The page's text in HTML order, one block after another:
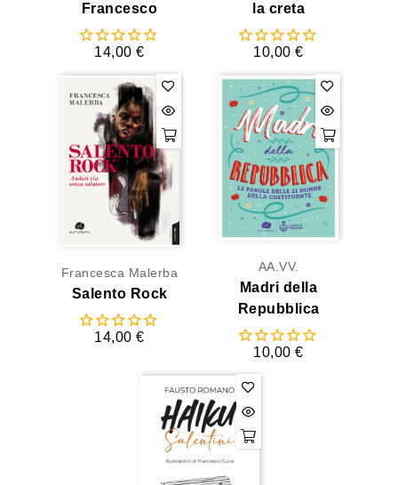
Francesco
14,00 €
la creta
10,00 €
Francesca Malerba
Salento Rock
14,00 €
AA.VV.
Madri della
Repubblica
10,00 €